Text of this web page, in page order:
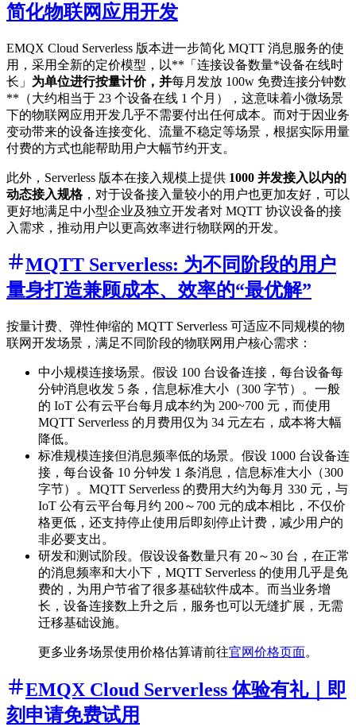
简化物联网应用开发
EMQX Cloud Serverless 版本进一步简化 MQTT 消息服务的使
用，采用全新的定价模型，以**「连接设备数量*设备在线时
长」 为单位进行按量计价，并每月发放 100w 免费连接分钟数
**（大约相当于 23 个设备在线 1 个月），这意味着小微场景
下的物联网应用开发几乎不需要付出任何成本。而对于因业务
变动带来的设备连接变化、流量不稳定等场景，根据实际用量
付费的方式也能帮助用户大幅节约开支。
此外，Serverless 版本在接入规模上提供 1000 并发接入以内的
动态接入规格，对于设备接入量较小的用户也更加友好，可以
更好地满足中小型企业及独立开发者对 MQTT 协议设备的接
入需求，推动用户以更高效率进行物联网的开发。
MQTT Serverless: 为不同阶段的用户
量身打造兼顾成本、效率的“最优解”
按量计费、弹性伸缩的 MQTT Serverless 可适应不同规模的物
联网开发场景，满足不同阶段的物联网用户核心需求：
中小规模连接场景。假设 100 台设备连接，每台设备每
分钟消息收发 5 条，信息标准大小（300 字节）。一般
的 IoT 公有云平台每月成本约为 200~700 元，而使用
MQTT Serverless 的月费用仅为 34 元左右，成本将大幅
降低。
标准规模连接但消息频率低的场景。假设 1000 台设备连
接，每台设备 10 分钟发 1 条消息，信息标准大小（300
字节）。MQTT Serverless 的费用大约为每月 330 元，与
IoT 公有云平台每月约 200～700 元的成本相比，不仅价
格更低，还支持停止使用后即刻停止计费，减少用户的
非必要支出。
研发和测试阶段。假设设备数量只有 20～30 台，在正常
的消息频率和大小下，MQTT Serverless 的使用几乎是免
费的，为用户节省了很多基础软件成本。而当业务增
长，设备连接数上升之后，服务也可以无缝扩展，无需
迁移基础设施。
更多业务场景使用价格估算请前往官网价格页面。
EMQX Cloud Serverless 体验有礼｜即
刻申请免费试用